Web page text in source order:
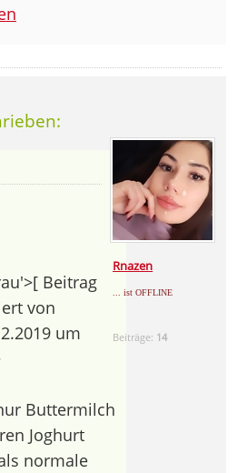
Rnazen
... ist OFFLINE
Beiträge: 14
Beitrag
von
um
Buttermilch
Joghurt
normale